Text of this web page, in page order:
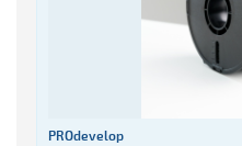
PROdevelop